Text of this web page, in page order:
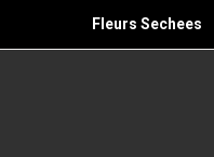
content
Fleurs Sechees